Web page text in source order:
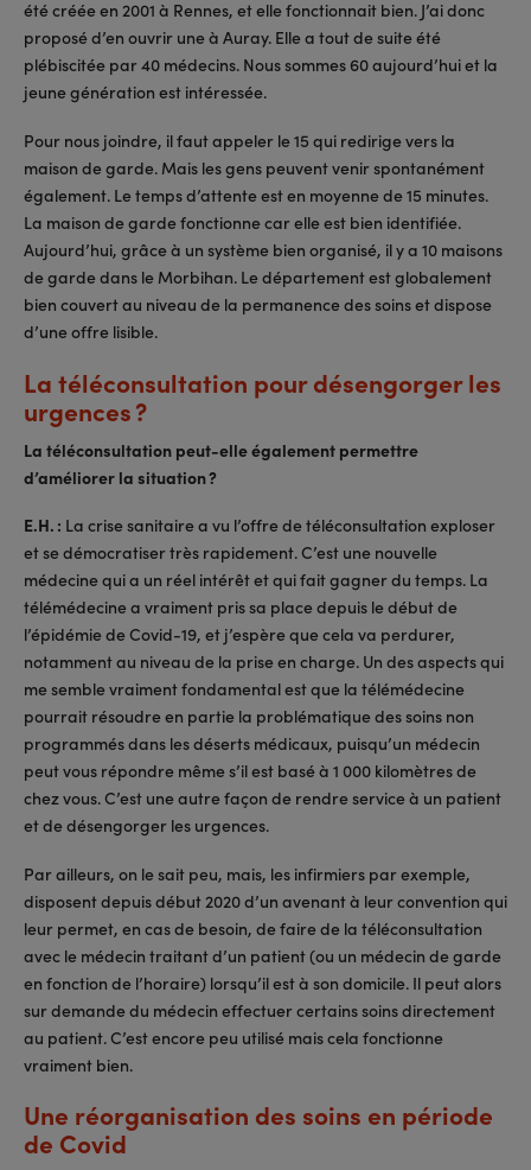
été créée en 2001 à Rennes, et elle fonctionnait bien. J’ai donc
proposé d’en ouvrir une à Auray. Elle a tout de suite été
plébiscitée par 40 médecins. Nous sommes 60 aujourd’hui et la
jeune génération est intéressée.
Pour nous joindre, il faut appeler le 15 qui redirige vers la
maison de garde. Mais les gens peuvent venir spontanément
également. Le temps d’attente est en moyenne de 15 minutes.
La maison de garde fonctionne car elle est bien identifiée.
Aujourd’hui, grâce à un système bien organisé, il y a 10 maisons
de garde dans le Morbihan. Le département est globalement
bien couvert au niveau de la permanence des soins et dispose
d’une offre lisible.
La téléconsultation pour désengorger les
urgences ?
La téléconsultation peut-elle également permettre
d’améliorer la situation ?
E.H. : La crise sanitaire a vu l’offre de téléconsultation exploser
et se démocratiser très rapidement. C’est une nouvelle
médecine qui a un réel intérêt et qui fait gagner du temps. La
télémédecine a vraiment pris sa place depuis le début de
l’épidémie de Covid-19, et j’espère que cela va perdurer,
notamment au niveau de la prise en charge. Un des aspects qui
me semble vraiment fondamental est que la télémédecine
pourrait résoudre en partie la problématique des soins non
programmés dans les déserts médicaux, puisqu’un médecin
peut vous répondre même s’il est basé à 1 000 kilomètres de
chez vous. C’est une autre façon de rendre service à un patient
et de désengorger les urgences.
Par ailleurs, on le sait peu, mais, les infirmiers par exemple,
disposent depuis début 2020 d’un avenant à leur convention qui
leur permet, en cas de besoin, de faire de la téléconsultation
avec le médecin traitant d’un patient (ou un médecin de garde
en fonction de l’horaire) lorsqu’il est à son domicile. Il peut alors
sur demande du médecin effectuer certains soins directement
au patient. C’est encore peu utilisé mais cela fonctionne
vraiment bien.
Une réorganisation des soins en période
de Covid